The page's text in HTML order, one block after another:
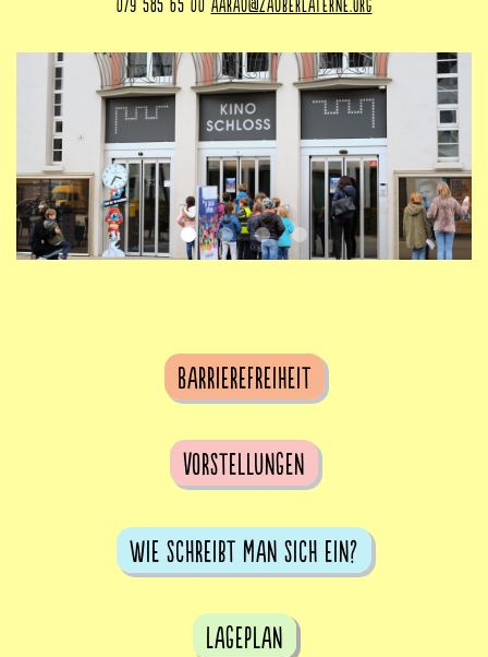
079 585 65 00 aarau@zauberlaterne.org
Barrierefreiheit
Vorstellungen
Wie schreibt man sich ein?
Lageplan